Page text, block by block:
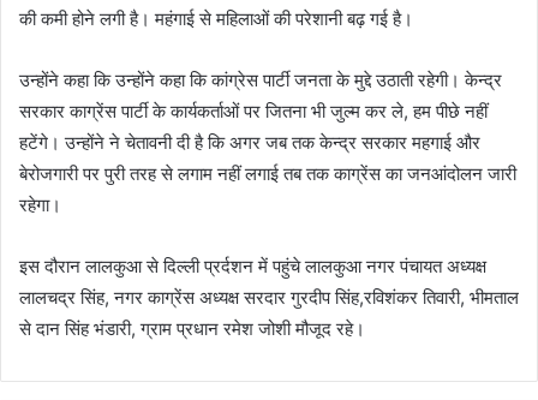
की कमी होने लगी है। महंगाई से महिलाओं की परेशानी बढ़ गई है।
उन्होंने कहा कि उन्होंने कहा कि कांग्रेस पार्टी जनता के मुद्दे उठाती रहेगी। केन्द्र
सरकार काग्रेंस पार्टी के कार्यकर्ताओं पर जितना भी जुल्म कर ले, हम पीछे नहीं
हटेंगे। उन्होंने ने चेतावनी दी है कि अगर जब तक केन्द्र सरकार महगाई और
बेरोजगारी पर पुरी तरह से लगाम नहीं लगाई तब तक काग्रेंस का जनआंदोलन जारी
रहेगा।
इस दौरान लालकुआ से दिल्ली प्रर्दशन में पहुंचे लालकुआ नगर पंचायत अध्यक्ष
लालचद्र सिंह, नगर काग्रेंस अध्यक्ष सरदार गुरदीप सिंह,रविशंकर तिवारी, भीमताल
से दान सिंह भंडारी, ग्राम प्रधान रमेश जोशी मौजूद रहे।